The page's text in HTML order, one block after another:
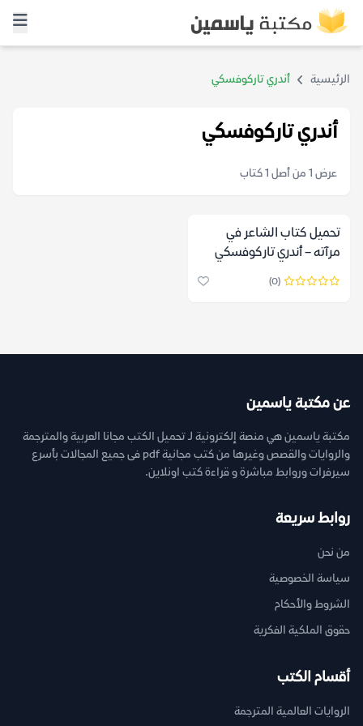
الرئيسية أندري تاركوفسكي
أندري تاركوفسكي
عرض 1 من أصل 1 كتاب
تحميل كتاب الشاعر في
مرآته – أندري تاركوفسكي
(0)
عن مكتبة ياسمين
مكتبة ياسمين هي منصة إلكترونية لـ تحميل الكتب مجانا العربية والمترجمة
والروايات والقصص وغيرها من كتب مجانية pdf فى جميع المجالات بأسرع
سيرفرات وروابط مباشرة و قراءة كتب اونلاين.
روابط سريعة
من نحن
سياسة الخصوصية
الشروط والأحكام
حقوق الملكية الفكرية
أقسام الكتب
الروايات العالمية المترجمة